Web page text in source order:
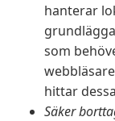
hanterar
som
hittar
Säker